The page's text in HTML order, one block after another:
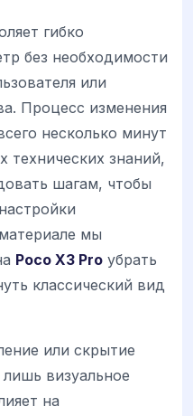
гибко
без необходимости
или
Процесс изменения
несколько минут
технических знаний,
шагам, чтобы
мы
Poco X3 Pro убрать
классический вид
или скрытие
визуальное
на